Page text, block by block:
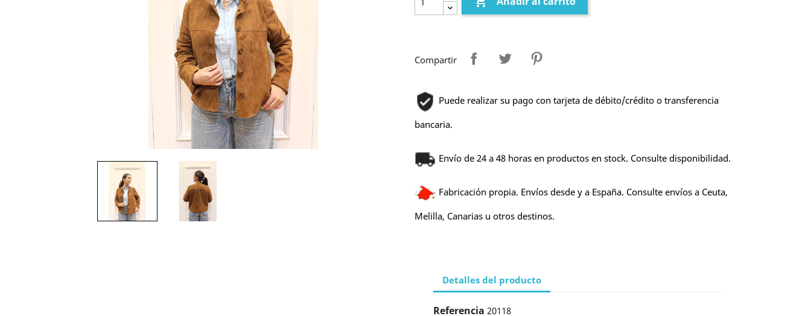
Compartir
Puede realizar su pago con tarjeta de débito/crédito o transferencia
bancaria.
Envío de 24 a 48 horas en productos en stock. Consulte disponibilidad.
Fabricación propia. Envíos desde y a España. Consulte envíos a Ceuta,
Melilla, Canarias u otros destinos.
Detalles del producto
Referencia 20118